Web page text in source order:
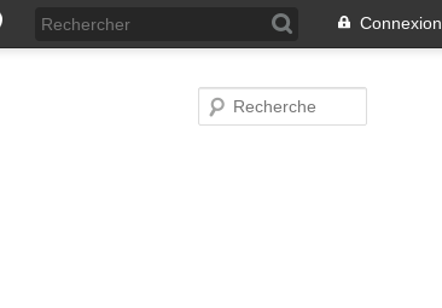
Connexion